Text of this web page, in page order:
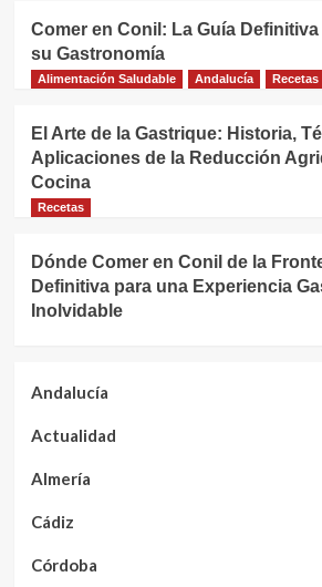
Comer en Conil: La Guía
su Gastronomía
Alimentación Saludable Andalucía Recetas
El Arte de la Gastrique: Historia,
Aplicaciones de la Reducción
Cocina
Recetas
Dónde Comer en Conil de la
Definitiva para una Experiencia
Inolvidable
Andalucía
Actualidad
Almería
Cádiz
Córdoba